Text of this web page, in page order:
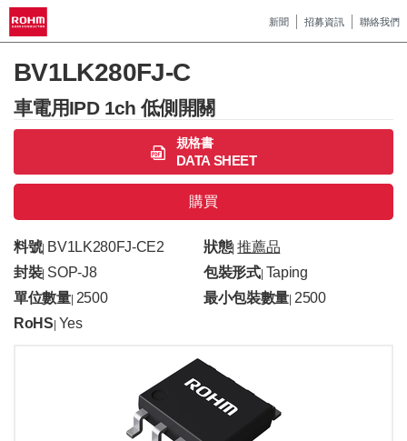
新聞 招募資訊 聯絡我們
BV1LK280FJ-C
車電用IPD 1ch 低側開關
規格書
DATA SHEET
購買
料號| BV1LK280FJ-CE2 狀態|推薦品
封裝| SOP-J8 包裝形式| Taping
單位數量| 2500 最小包裝數量 |2500
RoHS Yes